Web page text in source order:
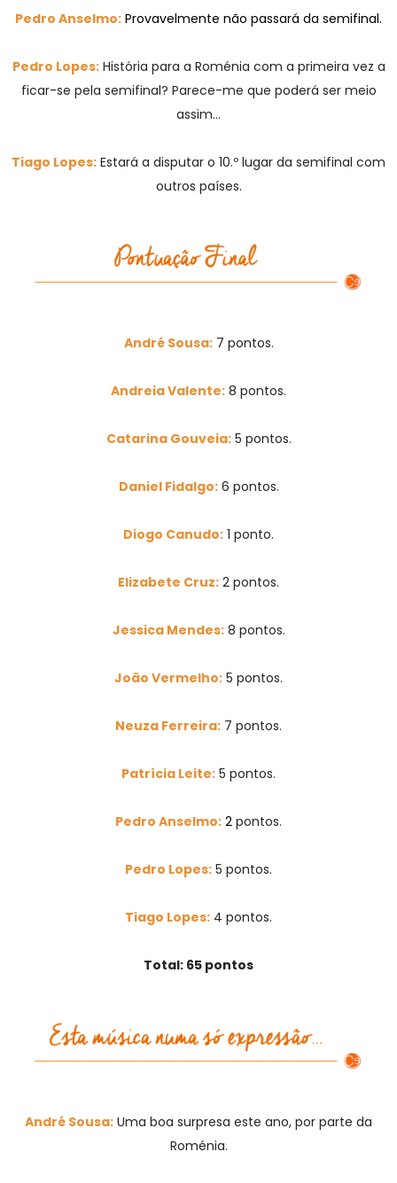
Pedro Anselmo: Provavelmente não passará da semifinal.
Pedro Lopes:História para a Roménia com a primeira vez a
ficar-se pela semifinal? Parece-me que poderá ser meio
assim…
Tiago Lopes: Estará a disputar o 10.º lugar da semifinal com
outros países.
André Sousa:7 pontos.
Andreia Valente: 8 pontos.
Catarina Gouveia:5 pontos.
Daniel Fidalgo:6 pontos.
Diogo Canudo: 1 ponto.
Elizabete Cruz: 2 pontos.
Jessica Mendes:8 pontos.
João Vermelho: 5 pontos.
Neuza Ferreira: 7 pontos.
Patrícia Leite: 5 pontos.
Pedro Anselmo: 2 pontos.
Pedro Lopes: 5 pontos.
Tiago Lopes: 4 pontos.
Total: 65 pontos
André Sousa: Uma boa surpresa este ano, por parte da
Roménia.